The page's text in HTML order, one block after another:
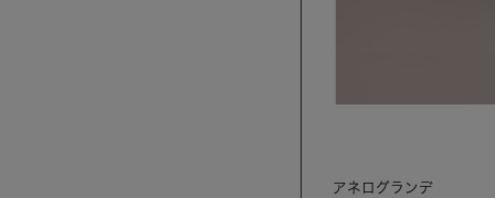
アネログランデ